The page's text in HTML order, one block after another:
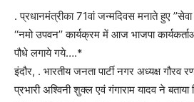
. प्रधानमंत्रीका 71वां जन्मदिवस मनाते हुए
‘‘नमो उपवन’’ कार्यक्रम में आज भाजपा
पौधे लगाये गये….*
इंदौर, . भारतीय जनता पार्टी नगर अध्यक्ष गौरव
प्रभारी अश्विनी शुक्ल एवं गंगाराम यादव ने